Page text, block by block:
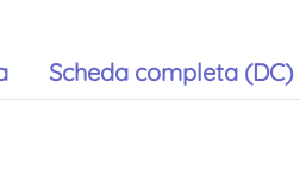
Scheda completa (DC)